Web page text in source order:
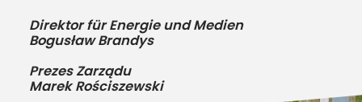
Direktor für Energie und Medien
Bogusław Brandys
Prezes Zarządu
Marek Rościszewski